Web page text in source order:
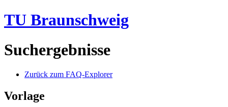
TU Braunschweig
Suchergebnisse
Zurück zum FAQ-Explorer
Vorlage